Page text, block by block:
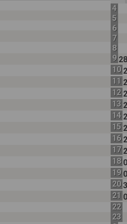
4
5
6
7
8
9
10
11
12
13
14
15
16
17
18
19
20
21
22
23